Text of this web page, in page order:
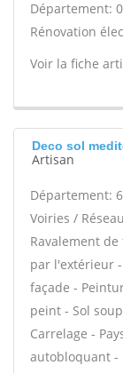
Département:
Rénovation
Voir la fiche
Deco sol
Artisan
Département:
Voiries /
Ravalement
par l'extérieur
façade -
peint - Sol
Carrelage -
autobloquant -